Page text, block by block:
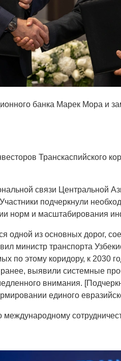
банка Марек Мора и
Транскаспийского
связи Центральной
подчеркнули
норм и масштабирования
одной из основных дорог,
министр транспорта
по этому коридору, к 2030
выявили системные
внимания.
единого
международному